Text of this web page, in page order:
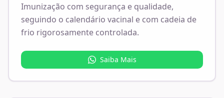
Imunização com segurança e qualidade,
seguindo o calendário vacinal e com cadeia de
frio rigorosamente controlada.
Saiba Mais